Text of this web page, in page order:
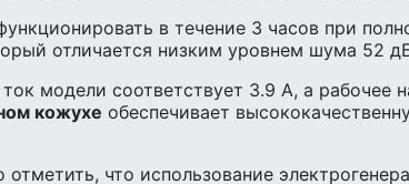
в течение 3 часов при
отличается низким уровнем шума 52
модели соответствует 3.9 А, а рабочее
кожухе обеспечивает
что использование